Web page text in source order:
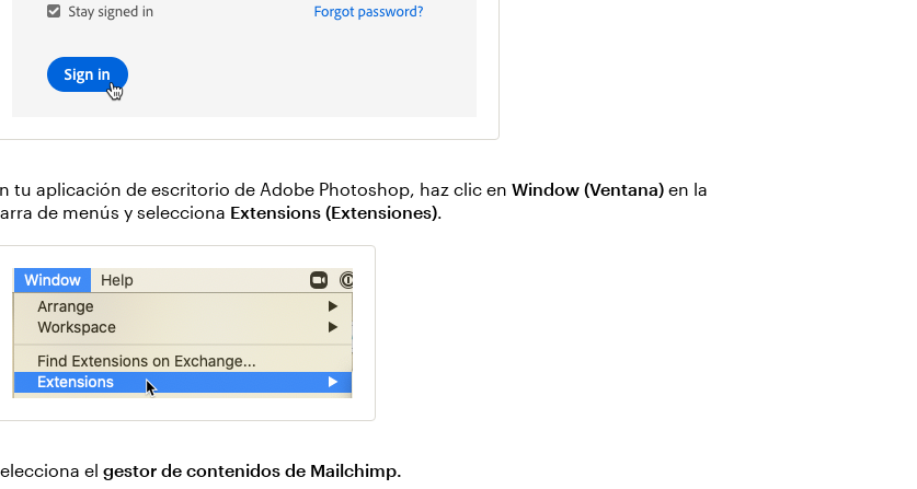
tu aplicación de escritorio de Adobe Photoshop, haz clic enWindow (Ventana) en la
de menús y selecciona Extensions (Extensiones).
elgestor de contenidos de Mailchimp.